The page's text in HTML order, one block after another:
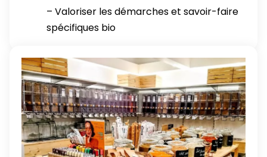
– Valoriser les démarches et savoir-faire
spécifiques bio